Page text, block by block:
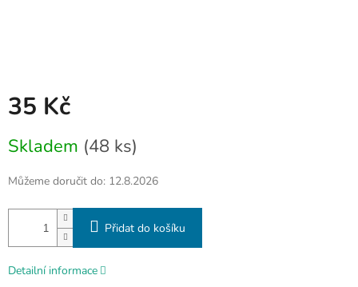
35 Kč
cena:
Skladem (48 ks)
Můžeme doručit do: 12.8.2026
Přidat do košíku
Detailní informace